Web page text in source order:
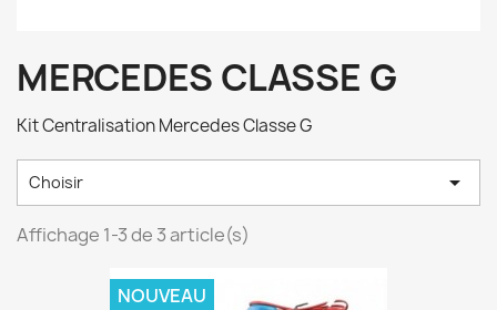
MERCEDES CLASSE G
Kit Centralisation Mercedes Classe G
Choisir 
Affichage 1-3 de 3 article(s)
NOUVEAU